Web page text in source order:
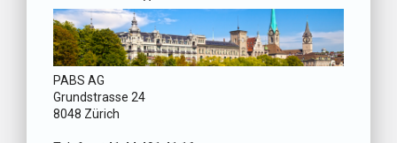
PABS AG
Grundstrasse 24
8048 Zürich